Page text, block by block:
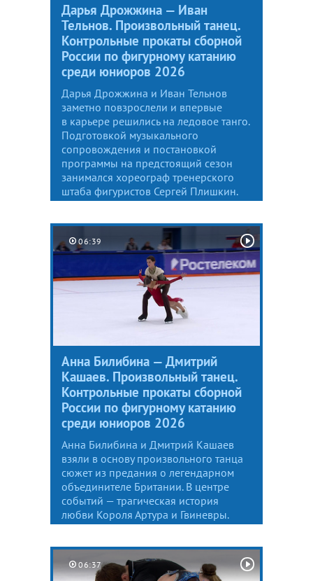
Дарья Дрожжина — Иван
Тельнов. Произвольный танец.
Контрольные прокаты сборной
России по фигурному катанию
среди юниоров 2026
Дарья Дрожжина и Иван Тельнов
заметно повзрослели и впервые
в карьере решились на ледовое танго.
Подготовкой музыкального
сопровождения и постановкой
программы на предстоящий сезон
занимался хореограф тренерского
штаба фигуристов Сергей Плишкин.
06:39
Анна Билибина — Дмитрий
Кашаев. Произвольный танец.
Контрольные прокаты сборной
России по фигурному катанию
среди юниоров 2026
Анна Билибина и Дмитрий Кашаев
взяли в основу произвольного танца
сюжет из предания о легендарном
объединителе Британии. В центре
событий — трагическая история
любви Короля Артура и Гвиневры.
06:37